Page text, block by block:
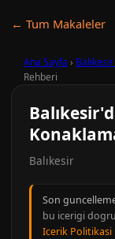
← Tum Makaleler
Ana Sayfa ›
Rehberi
Balıkesir
Son
bu icerigi
Icerik Politikasi